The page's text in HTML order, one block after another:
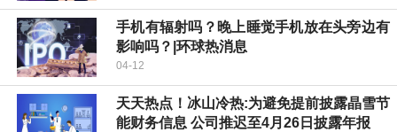
手机有辐射吗？晚上睡觉手机放在头旁边有
影响吗？|环球热消息
04-12
天天热点！冰山冷热:为避免提前披露晶雪节
能财务信息 公司推迟至4月26日披露年报